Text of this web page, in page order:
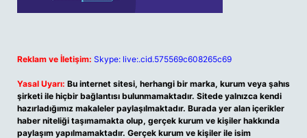
Reklam ve İletişim: Skype: live:.cid.575569c608265c69
Yasal Uyarı: Bu internet sitesi, herhangi bir marka, kurum veya şahıs
şirketi ile hiçbir bağlantısı bulunmamaktadır. Sitede yalnızca kendi
hazırladığımız makaleler paylaşılmaktadır. Burada yer alan içerikler
haber niteliği taşımamakta olup, gerçek kurum ve kişiler hakkında
paylaşım yapılmamaktadır. Gerçek kurum ve kişiler ile isim